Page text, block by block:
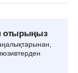
отырыңыз